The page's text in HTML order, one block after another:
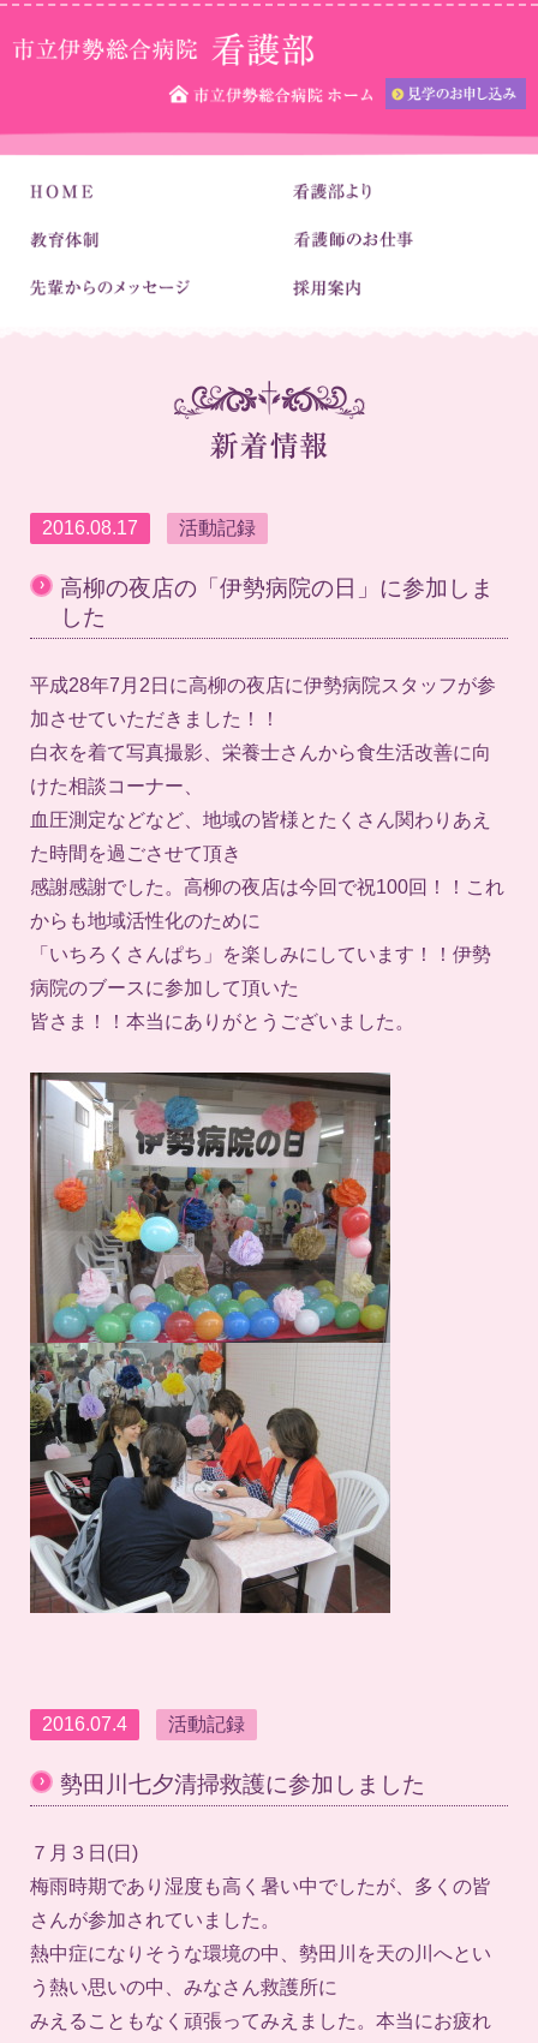
2016.08.17 活動記録
›
高柳の夜店の「伊勢病院の日」に参加しま
した
平成28年7月2日に高柳の夜店に伊勢病院スタッフが参
加させていただきました！！
白衣を着て写真撮影、栄養士さんから食生活改善に向
けた相談コーナー、
血圧測定などなど、地域の皆様とたくさん関わりあえ
た時間を過ごさせて頂き
感謝感謝でした。高柳の夜店は今回で祝100回！！これ
からも地域活性化のために
「いちろくさんぱち」を楽しみにしています！！伊勢
病院のブースに参加して頂いた
皆さま！！本当にありがとうございました。
2016.07.4 活動記録
› 勢田川七夕清掃救護に参加しました
７月３日(日)
梅雨時期であり湿度も高く暑い中でしたが、多くの皆
さんが参加されていました。
熱中症になりそうな環境の中、勢田川を天の川へとい
う熱い思いの中、みなさん救護所に
みえることもなく頑張ってみえました。本当にお疲れ